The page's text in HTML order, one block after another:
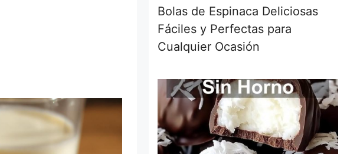
Bolas de Espinaca Deliciosas
Fáciles y Perfectas para
Cualquier Ocasión